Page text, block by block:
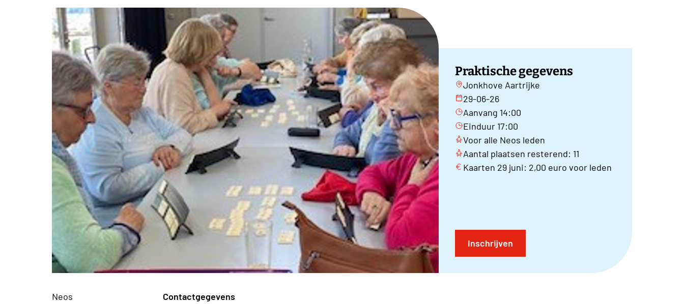
Praktische gegevens
Jonkhove Aartrijke
29-06-26
Aanvang 14:00
Einduur 17:00
Voor alle Neos leden
Aantal plaatsen resterend: 11
Kaarten 29 juni: 2,00 euro voor leden
Inschrijven
Neos
Contactgegevens